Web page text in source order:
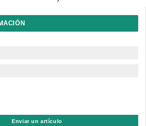
Enviar un artículo